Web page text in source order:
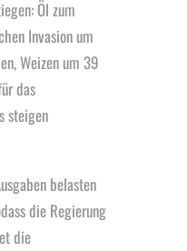
Öl zum
Invasion um
Weizen um 39
das
steigen
belasten
die Regierung
die